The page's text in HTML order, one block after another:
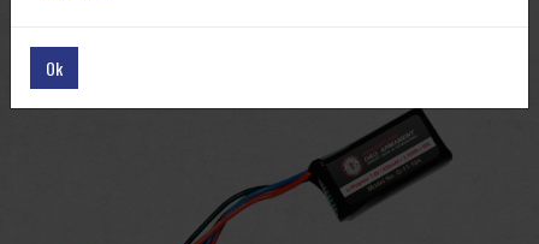
零件 & 配件
Ok
Ok